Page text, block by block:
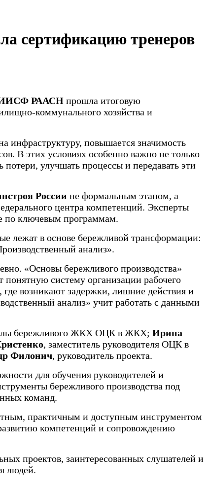
тренеров
РААСН прошла итоговую
коммунального хозяйства и
инфраструктуру, повышается значимость
В этих условиях особенно важно не только
улучшать процессы и передавать эти
России не формальным этапом, а
центра компетенций. Эксперты
по ключевым программам.
лежат в основе бережливой трансформации:
анализ».
«Основы бережливого производства»
систему организации рабочего
возникают задержки, лишние действия и
анализ» учит работать с данными
бережливого ЖКХ ОЦК в ЖКХ; Ирина
, заместитель руководителя ОЦК в
Филонич, руководитель проекта.
для обучения руководителей и
бережливого производства под
команд.
практичным и доступным инструментом
компетенций и сопровождению
проектов, заинтересованных слушателей и
людей.